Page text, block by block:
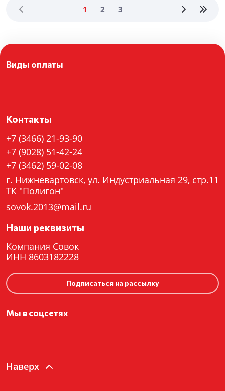
1 2 3
Контакты
+7 (3466) 21-93-90
+7 (9028) 51-42-24
+7 (3462) 59-02-08
г. Нижневартовск, ул. Индустриальная 29, стр.11
ТК "Полигон"
sovok.2013@mail.ru
Наши реквизиты
Компания Совок
ИНН 8603182228
Подписаться на рассылку
Мы в соцсетях
Виды оплаты
Наверх